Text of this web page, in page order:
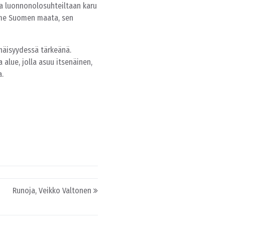
luonnonolosuhteiltaan karu
Suomen maata, sen
tärkeänä.
jolla asuu itsenäinen,
Runoja, Veikko Valtonen